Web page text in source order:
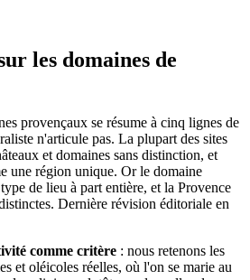
les domaines de
provençaux se résume à cinq lignes de
n'articule pas. La plupart des sites
et domaines sans distinction, et
une région unique. Or le domaine
de lieu à part entière, et la Provence
Dernière révision éditoriale en
comme critère : nous retenons les
et oléicoles réelles, où l'on se marie au